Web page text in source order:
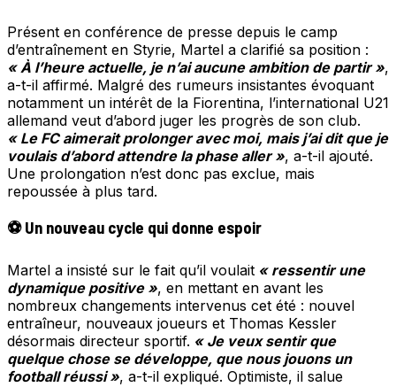
Présent en conférence de presse depuis le camp
d’entraînement en Styrie, Martel a clarifié sa position :
« À l’heure actuelle, je n’ai aucune ambition de partir »,
a-t-il affirmé. Malgré des rumeurs insistantes évoquant
notamment un intérêt de la Fiorentina, l’international U21
allemand veut d’abord juger les progrès de son club.
« Le FC aimerait prolonger avec moi, mais j’ai dit que je
voulais d’abord attendre la phase aller », a-t-il ajouté.
Une prolongation n’est donc pas exclue, mais
repoussée à plus tard.
⚽ Un nouveau cycle qui donne espoir
Martel a insisté sur le fait qu’il voulait « ressentir une
dynamique positive », en mettant en avant les
nombreux changements intervenus cet été : nouvel
entraîneur, nouveaux joueurs et Thomas Kessler
désormais directeur sportif. « Je veux sentir que
quelque chose se développe, que nous jouons un
football réussi », a-t-il expliqué. Optimiste, il salue